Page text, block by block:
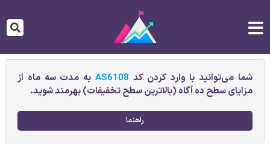
شما می‌توانید با وارد کردن کد AS6108به مدت سه ماه از
مزایای سطح ده آگاه (بالاترین سطح تخفیفات) بهرمند شوید.
راهنما